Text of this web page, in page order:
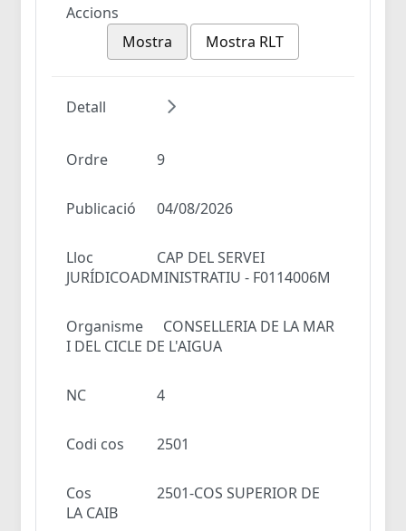
Accions
Mostra
Mostra RLT
Detall
Ordre 9
Publicació 04/08/2026
Lloc
CAP DEL SERVEI
JURÍDICOADMINISTRATIU - F0114006M
Organisme
CONSELLERIA DE LA MAR
I DEL CICLE DE L'AIGUA
NC 4
Codi cos 2501
Cos
2501-COS SUPERIOR DE
LA CAIB